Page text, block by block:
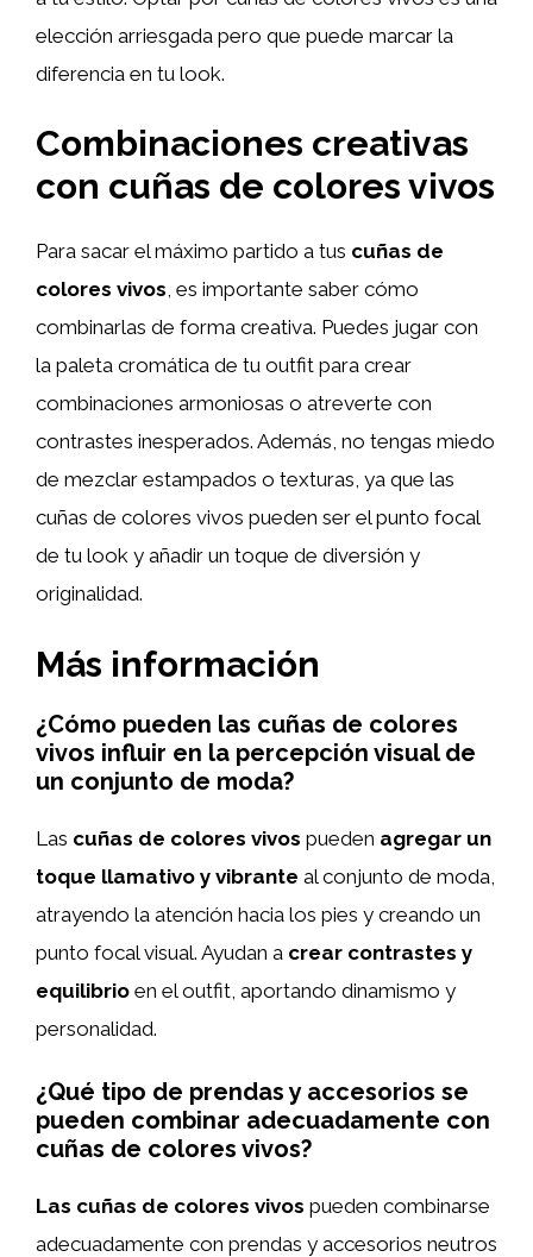
elección arriesgada pero que puede marcar la
diferencia en tu look.
Combinaciones creativas
con cuñas de colores vivos
Para sacar el máximo partido a tus cuñas de
colores vivos, es importante saber cómo
combinarlas de forma creativa. Puedes jugar con
la paleta cromática de tu outfit para crear
combinaciones armoniosas o atreverte con
contrastes inesperados. Además, no tengas miedo
de mezclar estampados o texturas, ya que las
cuñas de colores vivos pueden ser el punto focal
de tu look y añadir un toque de diversión y
originalidad.
Más información
¿Cómo pueden las cuñas de colores
vivos influir en la percepción visual de
un conjunto de moda?
Las cuñas de colores vivos pueden agregar un
toque llamativo y vibrante al conjunto de moda,
atrayendo la atención hacia los pies y creando un
punto focal visual. Ayudan a crear contrastes y
equilibrio en el outfit, aportando dinamismo y
personalidad.
¿Qué tipo de prendas y accesorios se
pueden combinar adecuadamente con
cuñas de colores vivos?
Las cuñas de colores vivos pueden combinarse
adecuadamente con prendas y accesorios neutros